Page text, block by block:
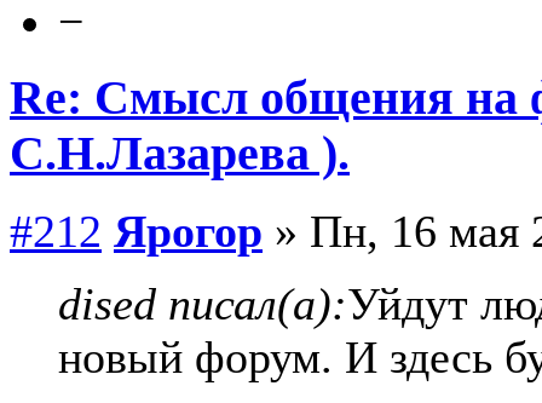
−
Re: Смысл общения на
С.Н.Лазарева ).
#212 Ярогор » Пн, 16 мая
dised писал(а):Уйдут
новый форум. И здесь